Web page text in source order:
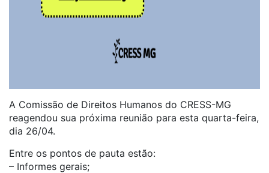
A Comissão de Direitos Humanos do CRESS-MG
reagendou sua próxima reunião para esta quarta-feira,
dia 26/04.
Entre os pontos de pauta estão:
– Informes gerais;